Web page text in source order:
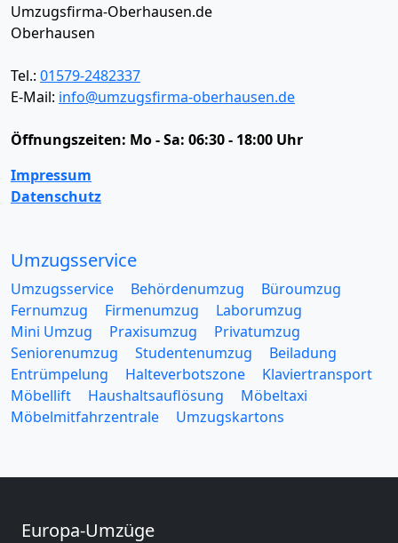
Umzugsfirma-Oberhausen.de
Oberhausen
Tel.: 01579-2482337
E-Mail: info@umzugsfirma-oberhausen.de
Öffnungszeiten: Mo - Sa: 06:30 - 18:00 Uhr
Impressum
Datenschutz
Umzugsservice
Umzugsservice Behördenumzug
Büroumzug
Fernumzug
Firmenumzug
Laborumzug
Mini Umzug
Praxisumzug
Privatumzug
Seniorenumzug
Studentenumzug
Beiladung
Entrümpelung
Halteverbotszone
Klaviertransport
Möbellift
Haushaltsauflösung
Möbeltaxi
Möbelmitfahrzentrale
Umzugskartons
Europa-Umzüge